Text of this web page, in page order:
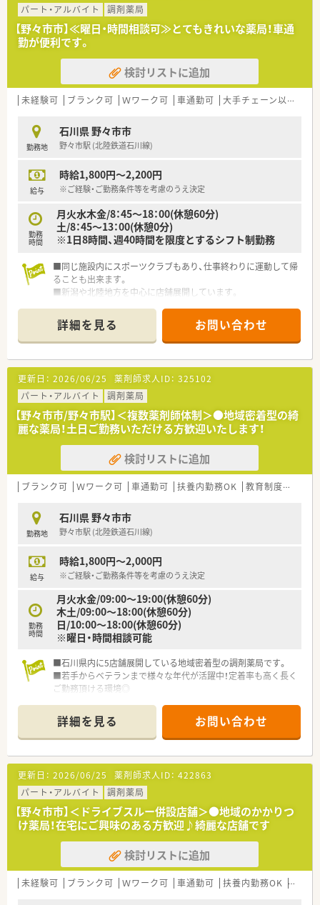
パート・アルバイト
調剤薬局
【野々市市】≪曜日・時間相談可≫とてもきれいな薬局！車通
勤が便利です。
検討リストに追加
未経験可 ブランク可 Ｗワーク可 車通勤可 大手チェーン以外
勤務地
石川県 野々市市
野々市駅 (北陸鉄道石川線)
給与
時給1,800円～2,200円
※ご経験・ご勤務条件等を考慮のうえ決定
勤務
時間
月火水木金/8：45～18：00(休憩60分)
土/8：45～13：00(休憩0分)
※1日8時間、週40時間を限度とするシフト制勤務
■同じ施設内にスポーツクラブもあり、仕事終わりに運動して帰
ることも出来ます。
■新潟や北陸地方を中心に店舗展開しています。
詳細を見る お問い合わせ
更新日： 2026/06/25 薬剤師求人ID： 325102
パート・アルバイト
調剤薬局
【野々市市/野々市駅】＜複数薬剤師体制＞●地域密着型の綺
麗な薬局！土日ご勤務いただける方歓迎いたします！
検討リストに追加
ブランク可 Ｗワーク可 車通勤可 扶養内勤務OK 教育制度あり
勤務地
石川県 野々市市
野々市駅 (北陸鉄道石川線)
給与
時給1,800円～2,000円
※ご経験・ご勤務条件等を考慮のうえ決定
勤務
時間
月火水金/09:00～19:00(休憩60分)
木土/09:00～18:00(休憩60分)
日/10:00～18:00(休憩60分)
※曜日・時間相談可能
■石川県内に5店舗展開している地域密着型の調剤薬局です。
■若手からベテランまで様々な年代が活躍中！定着率も高く長く
ご勤務頂ける環境◎
■薬剤師複数体制で安心です◎
詳細を見る お問い合わせ
更新日： 2026/06/25 薬剤師求人ID： 422863
パート・アルバイト
調剤薬局
【野々市市】＜ドライブスルー併設店舗＞●地域のかかりつ
け薬局！在宅にご興味のある方歓迎♪綺麗な店舗です
検討リストに追加
未経験可 ブランク可 Ｗワーク可 車通勤可 扶養内勤務OK 教育